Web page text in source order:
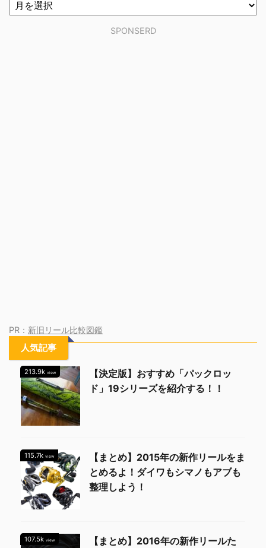
SPONSERD
PR： 新旧リール比較図鑑
人気記事
213.9k view
【決定版】おすすめ「パックロッ
ド」19シリーズを紹介する！！
115.7k view
【まとめ】2015年の新作リールをま
とめるよ！ダイワもシマノもアブも
整理しよう！
107.5k view
【まとめ】2016年の新作リールた